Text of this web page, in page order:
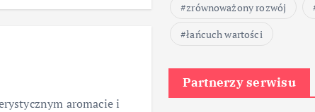
aromacie i
zrównoważony rozwój
łańcuch wartości
Partnerzy serwisu